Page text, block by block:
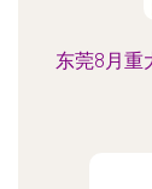
东莞8月重